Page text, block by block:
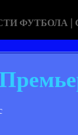
ФУТБОЛА |